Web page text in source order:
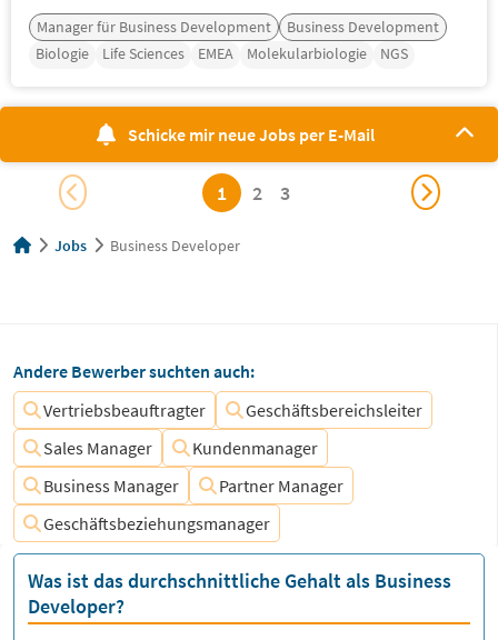
Manager für Business Development
Business Development
Biologie
Life Sciences EMEA Molekularbiologie NGS
Schicke mir neue Jobs per E-Mail
1 2 3
Jobs Business Developer
Andere Bewerber suchten auch:
Vertriebsbeauftragter
Geschäftsbereichsleiter
Sales Manager
Kundenmanager
Business Manager
Partner Manager
Geschäftsbeziehungsmanager
Was ist das durchschnittliche Gehalt als Business
Developer?